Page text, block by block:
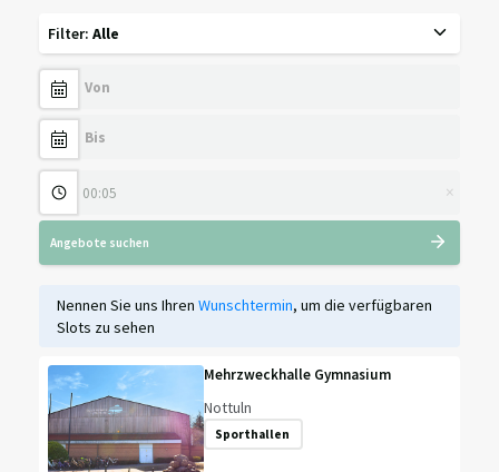
Filter: Alle
×
Angebote suchen
Nennen Sie uns Ihren Wunschtermin, um die verfügbaren
Slots zu sehen
Mehrzweckhalle Gymnasium
Nottuln
Sporthallen